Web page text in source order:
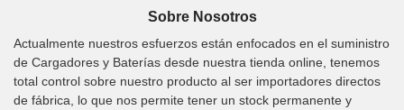
Sobre Nosotros
Actualmente nuestros esfuerzos están enfocados en el suministro
de Cargadores y Baterías desde nuestra tienda online, tenemos
total control sobre nuestro producto al ser importadores directos
de fábrica, lo que nos permite tener un stock permanente y